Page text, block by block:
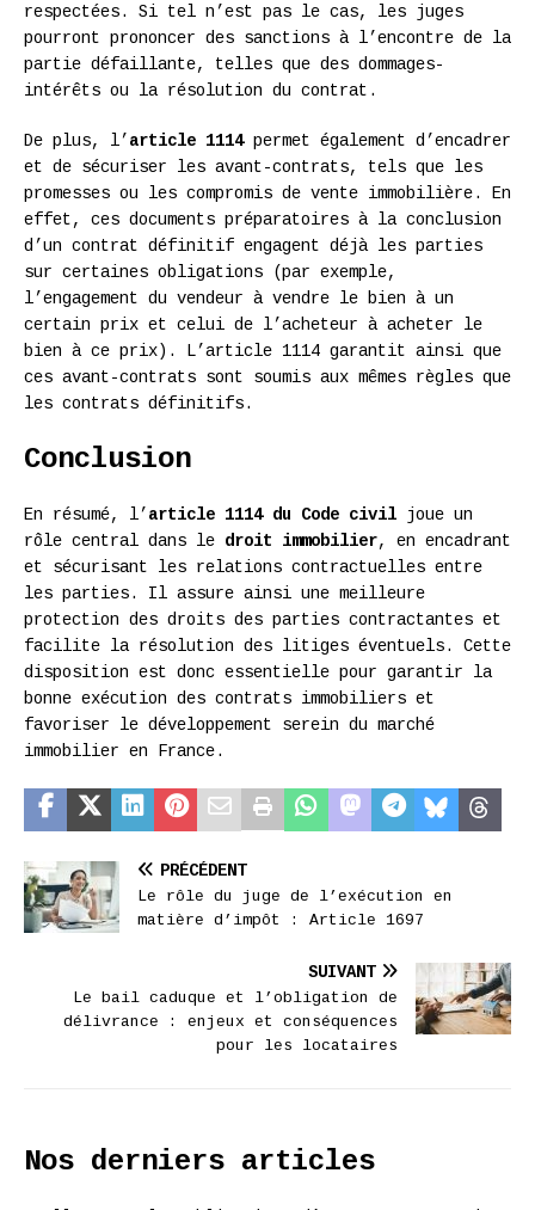
respectées. Si tel n’est pas le cas, les juges
pourront prononcer des sanctions à l’encontre de la
partie défaillante, telles que des dommages-
intérêts ou la résolution du contrat.
De plus, l’ article 1114permet également d’encadrer
et de sécuriser les avant-contrats, tels que les
promesses ou les compromis de vente immobilière. En
effet, ces documents préparatoires à la conclusion
d’un contrat définitif engagent déjà les parties
sur certaines obligations (par exemple,
l’engagement du vendeur à vendre le bien à un
certain prix et celui de l’acheteur à acheter le
bien à ce prix). L’article 1114 garantit ainsi que
ces avant-contrats sont soumis aux mêmes règles que
les contrats définitifs.
Conclusion
En résumé, l’ article 1114 du Code civil joue un
rôle central dans le droit immobilier, en encadrant
et sécurisant les relations contractuelles entre
les parties. Il assure ainsi une meilleure
protection des droits des parties contractantes et
facilite la résolution des litiges éventuels. Cette
disposition est donc essentielle pour garantir la
bonne exécution des contrats immobiliers et
favoriser le développement serein du marché
immobilier en France.
PRÉCÉDENT
Le rôle du juge de l’exécution en
matière d’impôt : Article 1697
SUIVANT
Le bail caduque et l’obligation de
délivrance : enjeux et conséquences
pour les locataires
Nos derniers articles